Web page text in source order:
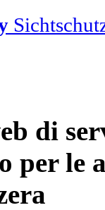
di
per le